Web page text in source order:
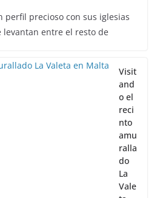
perfil precioso con sus iglesias
levantan entre el resto de
Visit
and
o el
reci
nto
amu
ralla
do
La
Vale